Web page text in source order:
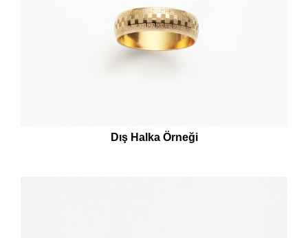
Dış Halka Örneği